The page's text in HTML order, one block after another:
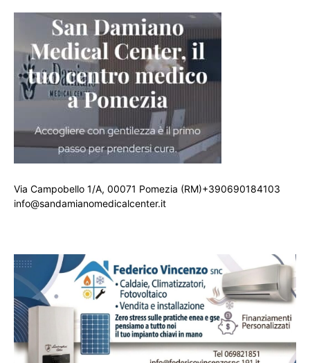
Via Campobello 1/A, 00071 Pomezia (RM)+390690184103
info@sandamianomedicalcenter.it